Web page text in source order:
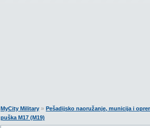
MyCity Military » Pešadijsko naoružanje, municija i
puška M17 (M19)